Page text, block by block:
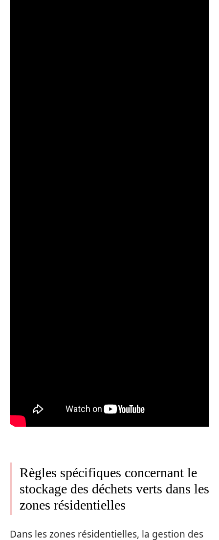
Règles spécifiques concernant le
stockage des déchets verts dans les
zones résidentielles
Dans les zones résidentielles, la gestion des